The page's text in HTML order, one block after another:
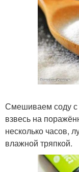
Смешиваем соду
взвесь на
несколько часов,
влажной тряпкой.